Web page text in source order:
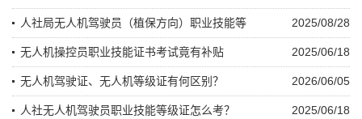
2025/08/28
人社局无人机驾驶员（植保方向）职业技能等
2025/06/18
无人机操控员职业技能证书考试竟有补贴
2026/06/05
无人机驾驶证、无人机等级证有何区别？
2025/06/18
人社无人机驾驶员职业技能等级证怎么考？